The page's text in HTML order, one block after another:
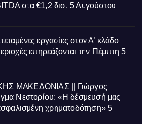
στα €1,2 δισ. 5 Αυγούστου
εργασίες στον Α’ κλάδο
επηρεάζονται την Πέμπτη 5
ΜΑΚΕΔΟΝΙΑΣ || Γιώργος
Νεστορίου: «Η δέσμευσή μας
χρηματοδότηση» 5